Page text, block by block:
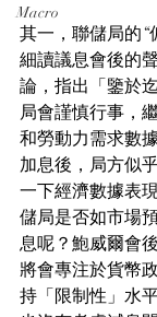
Macro
其一，聯儲局的“
細讀議息會後的
論，指出「鑒於
局會謹慎行事，
和勞動力需求數
加息後，局方似
一下經濟數據表
儲局是否如市場
息呢？鮑威爾會
將會專注於貨幣
持「限制性」水